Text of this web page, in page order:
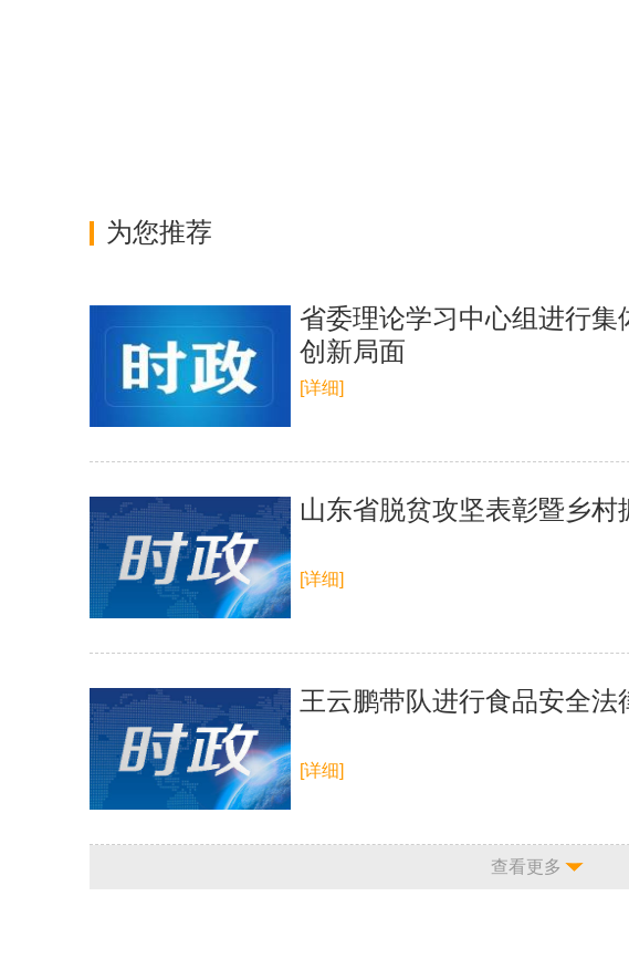
为您推荐
省委理论学习中心组进行
创新局面
[详细]
山东省脱贫攻坚表彰暨乡
[详细]
王云鹏带队进行食品安全法
[详细]
查看更多